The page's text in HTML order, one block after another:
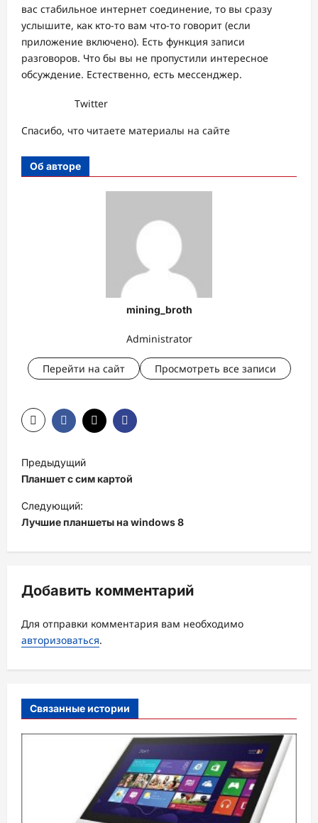
вас стабильное интернет соединение, то вы сразу
услышите, как кто-то вам что-то говорит (если
приложение включено). Есть функция записи
разговоров. Что бы вы не пропустили интересное
обсуждение. Естественно, есть мессенджер.
Twitter
Спасибо, что читаете материалы на сайте
Об авторе
mining_broth
Administrator
Перейти на сайт Просмотреть все записи
а
в
и
ц
я
з
а
п
и
с
Предыдущий
Планшет с сим картой
Следующий:
Лучшие планшеты на windows 8
Добавить комментарий
Для отправки комментария вам необходимо
авторизоваться.
Связанные истории